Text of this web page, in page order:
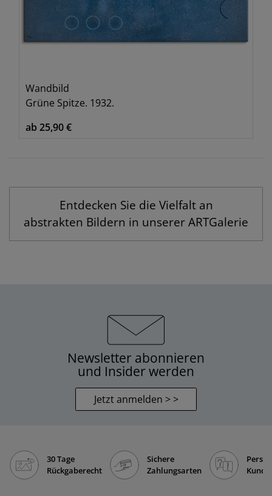
Wandbild
Grüne Spitze. 1932.
ab 25,90 €
Entdecken Sie die Vielfalt an
abstrakten Bildern in unserer ARTGalerie
Newsletter abonnieren
und Insider werden
Jetzt anmelden > >
30 Tage
Rückgaberecht
Sichere
Zahlungsarten